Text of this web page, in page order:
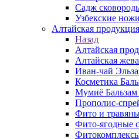
Садж
Узбекские
Алтайская продукция
Назад
Алтайская
Алтайская
Иван-чай
Косметика
Мумиё Бальзам
Прополис-
Фито и
Фито-ягодные